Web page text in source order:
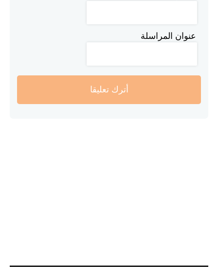
عنوان المراسلة
أترك تعليقا